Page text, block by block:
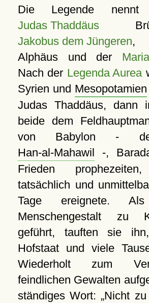
Die Legende
Judas Thaddäus
Jakobus dem Jüngeren,
Alphäus und der
Nach der Legenda Aurea
Syrien und Mesopotamien
Judas Thaddäus, dann
beide dem
von Babylon -
Han-al-Mahawil -,
Frieden
tatsächlich und
Tage ereignete.
Menschengestalt zu
geführt, tauften sie
Hofstaat und viele
Wiederholt zum
feindlichen Gewalten
ständiges Wort: Nicht